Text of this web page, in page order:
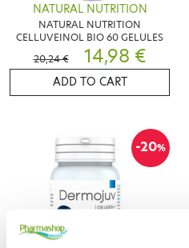
NATURAL NUTRITION
NATURAL NUTRITION
CELLUVEINOL BIO 60 GELULES
20,24 €
14,98 €
ADD TO CART
-20%